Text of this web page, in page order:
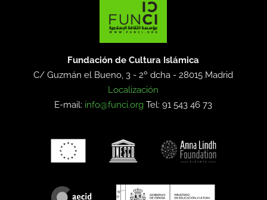
Fundación de Cultura Islámica
C/ Guzmán el Bueno, 3 - 2º dcha -28015 Madrid
Localización
E-mail: info@funci.org Tel: 91 543 46 73